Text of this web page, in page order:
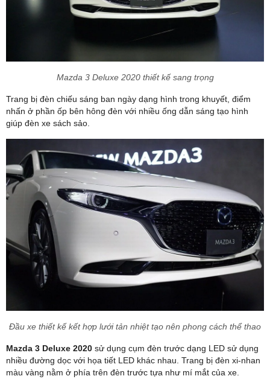
Mazda 3 Deluxe 2020 thiết kế sang trọng
Trang bị đèn chiếu sáng ban ngày dạng hình trong khuyết, điểm
nhấn ở phần ốp bên hông đèn với nhiều ống dẫn sáng tạo hình
giúp đèn xe sách sảo.
Đầu xe thiết kế kết hợp lưới tản nhiệt tạo nên phong cách thể thao
Mazda 3 Deluxe 2020 sử dụng cụm đèn trước dạng LED sử dụng
nhiều đường dọc với họa tiết LED khác nhau. Trang bị đèn xi-nhan
màu vàng nằm ở phía trên đèn trước tựa như mí mắt của xe.